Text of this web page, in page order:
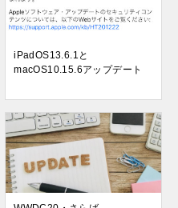
iPadOS13.6.1と
macOS10.15.6アップデート